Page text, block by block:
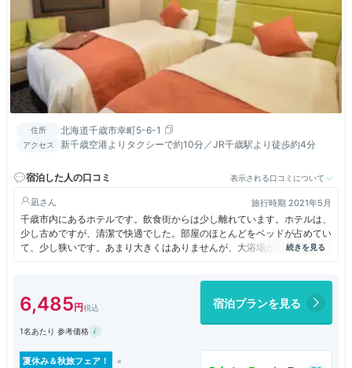
住所 北海道千歳市幸町5-6-1
アクセス 新千歳空港よりタクシーで約10分／JR千歳駅より徒歩約4分
宿泊した人の口コミ 表示される口コミについて
凪 旅行時期 2021年5月
千歳市内にあるホテルです。飲食街からは少し離れています。ホテルは、
少し古めですが、清潔で快適でした。部屋のほとんどをベッドが占めてい
て、少し狭いです。あまり大きくはありませんが、大浴場があって気持ち
よく利用できました。飛行場からは少し離れているので、朝１便を利用す
6,485 宿泊プランを見る
1名あたり 参考価格
夏休み＆秋旅フェア！